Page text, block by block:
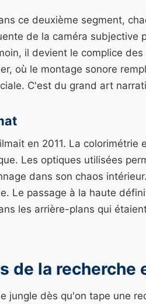
ce deuxième segment,
de la caméra subjective
il devient le complice
où le montage sonore
C'est du grand art
en 2011. La colorimétrie
Les optiques utilisées
dans son chaos
Le passage à la haute
les arrière-plans qui
de la recherche
jungle dès qu'on tape une